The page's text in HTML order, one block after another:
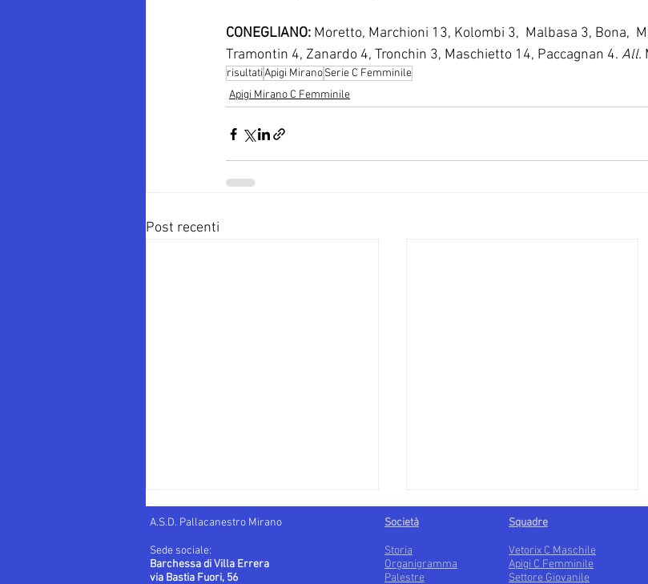
CONEGLIANO: Moretto, Marchioni 13, Kolombi 3,  Malbasa 3, Bona,
Tramontin 4, Zanardo 4, Tronchin 3, Maschietto 14, Paccagnan 4. All.
risultatiApigi MiranoSerie C Femminile
Apigi Mirano C Femminile
Post recenti
A.S.D. Pallacanestro Mirano
Sede sociale:
Barchessa di Villa Errera
via Bastia Fuori, 56
Società
Storia
Organigramma
Palestre
Squadre
Vetorix C Maschile
Apigi C Femminile
Settore Giovanile